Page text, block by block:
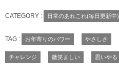
CATEGORY : 日常のあれこれ(毎日更新中)
TAG : お年寄りのパワー やさしさ
チャレンジ 微笑ましい 思いやる